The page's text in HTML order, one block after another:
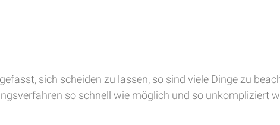
sich scheiden zu lassen, so sind viele Dinge zu
so schnell wie möglich und so unkompliziert